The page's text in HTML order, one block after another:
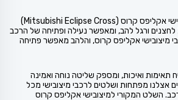
השלט המקורי לרכב מיצובישי אקליפס קרוס (Mitsubishi Eclipse Cross)
משנת 2014 ואילך כולל 2 לחצנים ורגל להב, ומאפשר נעילה ופתיחה של הרכב
מיצובישי אקליפס קרוס, והלהב מאפשר פתיחה
תאימות ואיכות, ומספק שליטה נוחה ואמינה
אצלנו מפתחות ושלטים לרכבי מיצובישי מכל
השלט המקורי למיצובישי אקליפס קרוס